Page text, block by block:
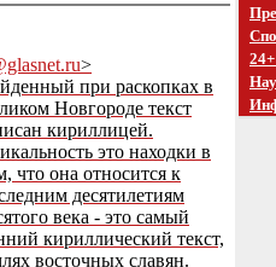
>
при раскопках в
Новгороде текст
кириллицей.
это находки в
что она относится к
десятилетиям
века - это самый
кириллический текст,
восточных славян.